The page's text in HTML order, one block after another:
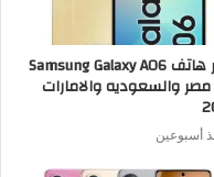
سعر هاتف Samsung Galaxy A06
والسعوديه والامارات
أسبوعين